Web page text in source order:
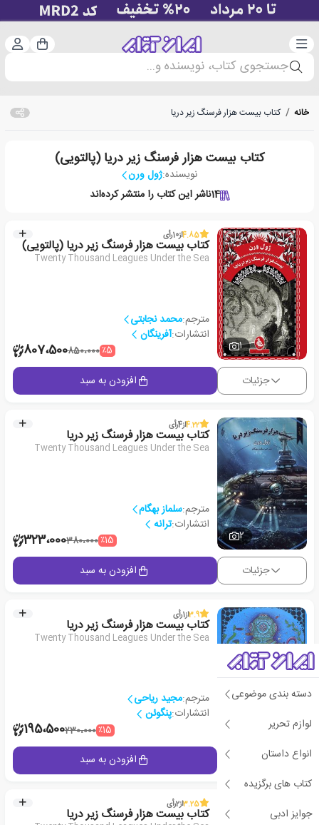
دسته‌بندی سبد
جستجوی کتاب، نویسنده و...
دسته بندی موضوعی
لوازم تحریر
انواع داستان
کتاب های برگزیده
جوایز ادبی
خانه / کتاب بیست هزار فرسنگ زیر دریا
کتاب بیست هزار فرسنگ زیر دریا (پالتویی)
نویسنده:ژول ورن
14ناشر این کتاب را منتشر کرده‌اند
1
4.85از10رأی
کتاب بیست هزار فرسنگ زیر دریا (پالتویی)
Twenty Thousand Leagues Under the Sea
مترجم:محمد نجابتی
انتشارات:آفرینگان
٪5850،000807،500
جزئیات افزودن به سبد
2
4.22از4رأی
کتاب بیست هزار فرسنگ زیر دریا
Twenty Thousand Leagues Under the Sea
مترجم:سلماز بهگام
انتشارات:ترانه
٪15380،000323،000
جزئیات افزودن به سبد
3.9از1رأی
کتاب بیست هزار فرسنگ زیر دریا
Twenty Thousand Leagues Under the Sea
مترجم:مجید ریاحی
انتشارات:پنگوئن
٪15230،000195،500
جزئیات افزودن به سبد
3.25از2رأی
کتاب بیست هزار فرسنگ زیر دریا